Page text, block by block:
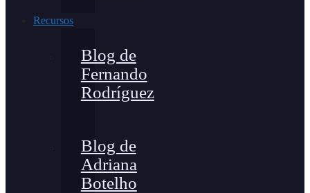
Recursos
Blog de
Fernando
Rodríguez
Blog de
Adriana
Botelho